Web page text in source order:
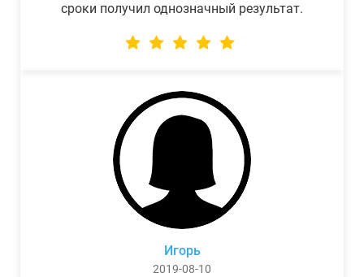
сроки получил однозначный результат.
Игорь
2019-08-10